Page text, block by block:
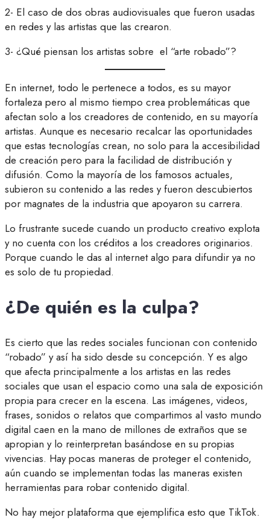
2- El caso de dos obras audiovisuales que fueron usadas
en redes y las artistas que las crearon.
3- ¿Qué piensan los artistas sobre el “arte robado”?
En internet, todo le pertenece a todos, es su mayor
fortaleza pero al mismo tiempo crea problemáticas que
afectan solo a los creadores de contenido, en su mayoría
artistas. Aunque es necesario recalcar las oportunidades
que estas tecnologías crean, no solo para la accesibilidad
de creación pero para la facilidad de distribución y
difusión. Como la mayoría de los famosos actuales,
subieron su contenido a las redes y fueron descubiertos
por magnates de la industria que apoyaron su carrera.
Lo frustrante sucede cuando un producto creativo explota
y no cuenta con los créditos a los creadores originarios.
Porque cuando le das al internet algo para difundir ya no
es solo de tu propiedad.
¿De quién es la culpa?
Es cierto que las redes sociales funcionan con contenido
“robado” y así ha sido desde su concepción. Y es algo
que afecta principalmente a los artistas en las redes
sociales que usan el espacio como una sala de exposición
propia para crecer en la escena. Las imágenes, videos,
frases, sonidos o relatos que compartimos al vasto mundo
digital caen en la mano de millones de extraños que se
apropian y lo reinterpretan basándose en su propias
vivencias. Hay pocas maneras de proteger el contenido,
aún cuando se implementan todas las maneras existen
herramientas para robar contenido digital.
No hay mejor plataforma que ejemplifica esto que TikTok.